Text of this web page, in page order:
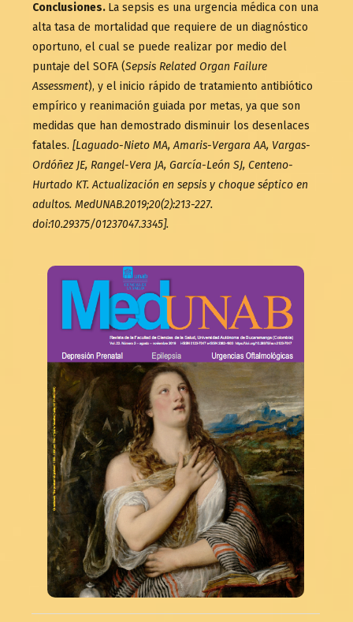
Conclusiones. La sepsis es una urgencia médica con una
alta tasa de mortalidad que requiere de un diagnóstico
oportuno, el cual se puede realizar por medio del
puntaje del SOFA (Sepsis Related Organ Failure
Assessment), y el inicio rápido de tratamiento antibiótico
empírico y reanimación guiada por metas, ya que son
medidas que han demostrado disminuir los desenlaces
fatales.[Laguado-Nieto MA, Amaris-Vergara AA, Vargas-
Ordóñez JE, Rangel-Vera JA, García-León SJ, Centeno-
Hurtado KT. Actualización en sepsis y choque séptico en
adultos. MedUNAB.2019;20(2):213-227.
doi:10.29375/01237047.3345].